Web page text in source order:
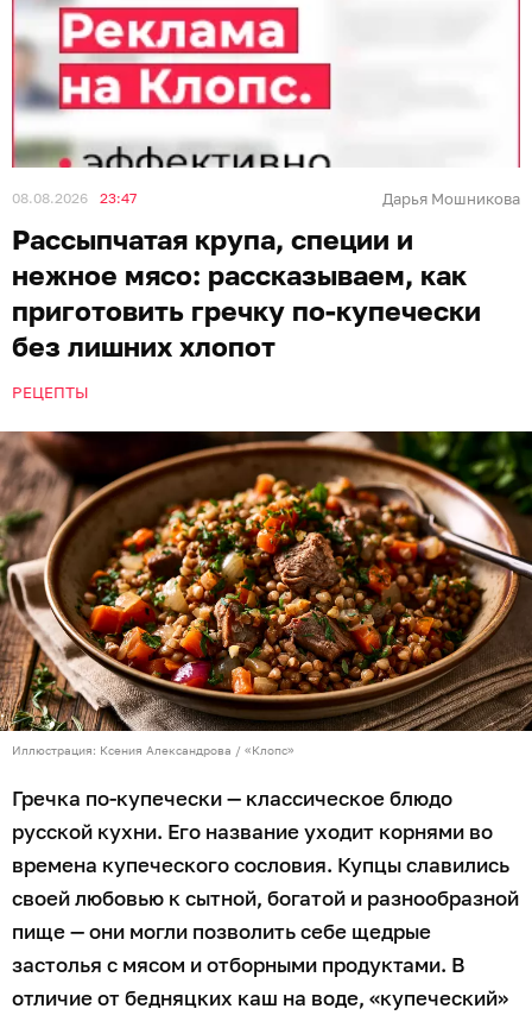
Иллюстрация: Ксения Александрова / «Клопс»
Гречка по-купечески — классическое блюдо
русской кухни. Его название уходит корнями во
времена купеческого сословия. Купцы славились
застолья с мясом и отборными продуктами. В
отличие от бедняцких каш на воде, «купеческий»
вариант щедро сдобрен мясом, обжаренным с
луком и морковью, а иногда и грибами. Крупа в
таком исполнении готовилась не на воде, а
Отсюда и закрепилось название. Старинным
рецептом гречки по-купечески с «Клопс»
поделились находчивые кулинары.
Ингредиенты
гречневая крупа — 250 г;
свинина, говядина или курица — 400 г;
лук — 1 шт;
морковь — 3 шт;
чеснок — 1 зубчик;
томатная паста — 1 ст. л;
лавровый лист — 1 шт;
соль, перец, сушёная паприка — по вкусу.